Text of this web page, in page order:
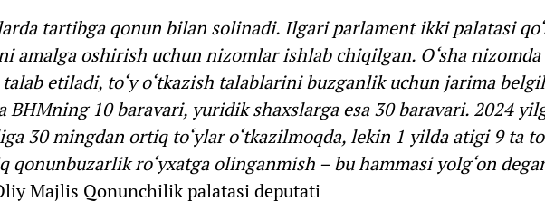
tartibga qonun bilan solinadi. Ilgari parlament ikki palatasi
amalga oshirish uchun nizomlar ishlab chiqilgan. O‘sha nizomda
etiladi, to‘y o‘tkazish talablarini buzganlik uchun jarima
BHMning 10 baravari, yuridik shaxslarga esa 30 baravari. 2024
30 mingdan ortiq to‘ylar o‘tkazilmoqda, lekin 1 yilda atigi 9 ta
qonunbuzarlik ro‘yxatga olinganmish – bu hammasi yolg‘on
Majlis Qonunchilik palatasi deputati